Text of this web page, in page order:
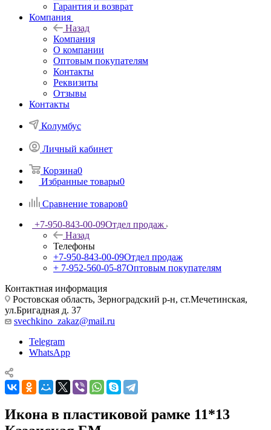
Гарантия и возврат
Компания
Назад
Компания
О компании
Оптовым покупателям
Контакты
Реквизиты
Отзывы
Контакты
Колумбус
Личный кабинет
Корзина0
Избранные товары0
Сравнение товаров0
+7-950-843-00-09Отдел продаж
Назад
Телефоны
+7-950-843-00-09Отдел продаж
+ 7-952-560-05-87Оптовым покупателям
Контактная информация
Ростовская область, Зерноградский р-н, ст.Мечетинская,
ул.Бригадная д. 37
svechkino_zakaz@mail.ru
Telegram
WhatsApp
Икона в пластиковой рамке 11*13